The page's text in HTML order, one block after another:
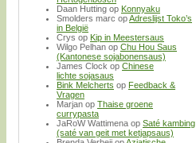
Daan Hutting op Konnyaku
Smolders marc opAdreslijst Toko’s
in België
Crys op Kip in Meestersaus
Wilgo Pelhan op Chu Hou Saus
(Kantonese sojabonensaus)
James Clock op Chinese
lichte sojasaus
Bink Melcherts op Feedback &
Vragen
Marjan op Thaise groene
currypasta
JaRoW Wattimena op Saté kambing
(saté van geit met ketjapsaus)